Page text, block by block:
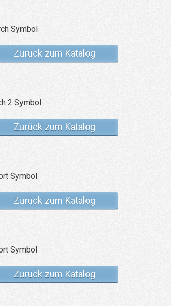
Zurück zum Katalog
Zurück zum Katalog
Zurück zum Katalog
Zurück zum Katalog